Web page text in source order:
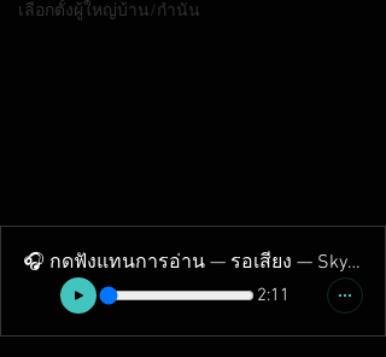
เลือกตั้งผู้ใหญ่บ้าน/กำนัน
🎧 กดฟังแทนการอ่าน — รอเสียง — Skyline Studio
2:11